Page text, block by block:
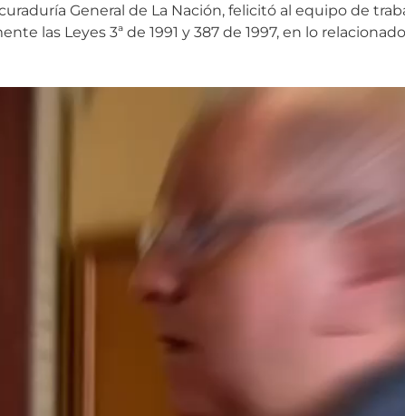
General de La Nación, felicitó al equipo de
las Leyes 3ª de 1991 y 387 de 1997, en lo